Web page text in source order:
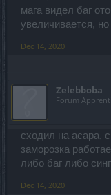
мага видел баг
увеличивается,
Dec 14, 2020
Zelebboba
Forum
сходил на асара,
заморозка
либо баг либо
Dec 14, 2020